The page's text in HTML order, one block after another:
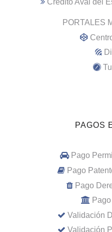
Crédito Aval del
PORTALES
PAGOS
Pago
Pago
Pago
Validación
Validación